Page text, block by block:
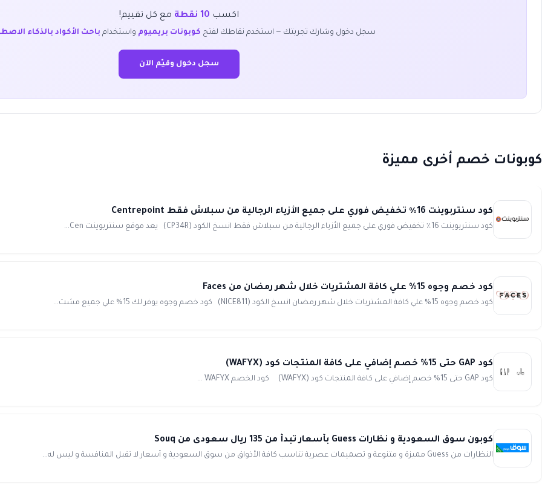
اكسب 10 نقطة مع كل تقييم!
سجل دخول وشارك تجربتك — استخدم نقاطك لفتح كوبونات بريميوم واستخدام باحث الأكواد بالذكاء
سجل دخول وقيّم الآن
كوبونات خصم أخرى مميزة
كود سنتربوينت 16٪ تخفيض فوري على جميع الأزياء الرجالية من سبلاش فقط Centrepoint
كود سنتربوينت 16٪ تخفيض فوري على جميع الأزياء الرجالية من سبلاش فقط انسخ الكود (CP34R) يعد موقع سنتربوينت Cen...
كود خصم وجوه 15% علي كافة المشتريات خلال شهر رمضان من Faces
كود خصم وجوه 15% علي كافة المشتريات خلال شهر رمضان انسخ الكود (NICE811) كود خصم وجوه يوفر لك 15% علي جميع مشت...
كود GAP حتى 15% خصم إضافي على كافة المنتجات كود (WAFYX)
كود GAP حتى 15% خصم إضافي على كافة المنتجات كود (WAFYX) كود الخصم WAFYX ...
كوبون سوق السعودية و نظارات Guess بأسعار تبدأ من 135 ريال سعودى من Souq
النظارات من Guess مميزة و متنوعة و تصميمات عصرية تناسب كافة الأذواق من سوق السعودية و أسعار لا تقبل المنافسة و ليس له...